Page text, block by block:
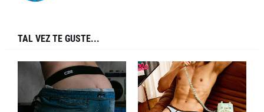
TAL VEZ TE GUSTE...